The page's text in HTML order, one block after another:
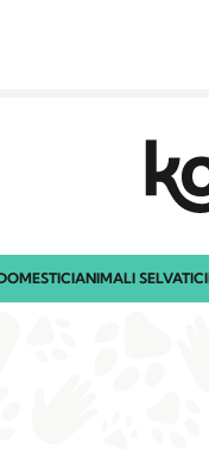
ANIMALI SELVATICI